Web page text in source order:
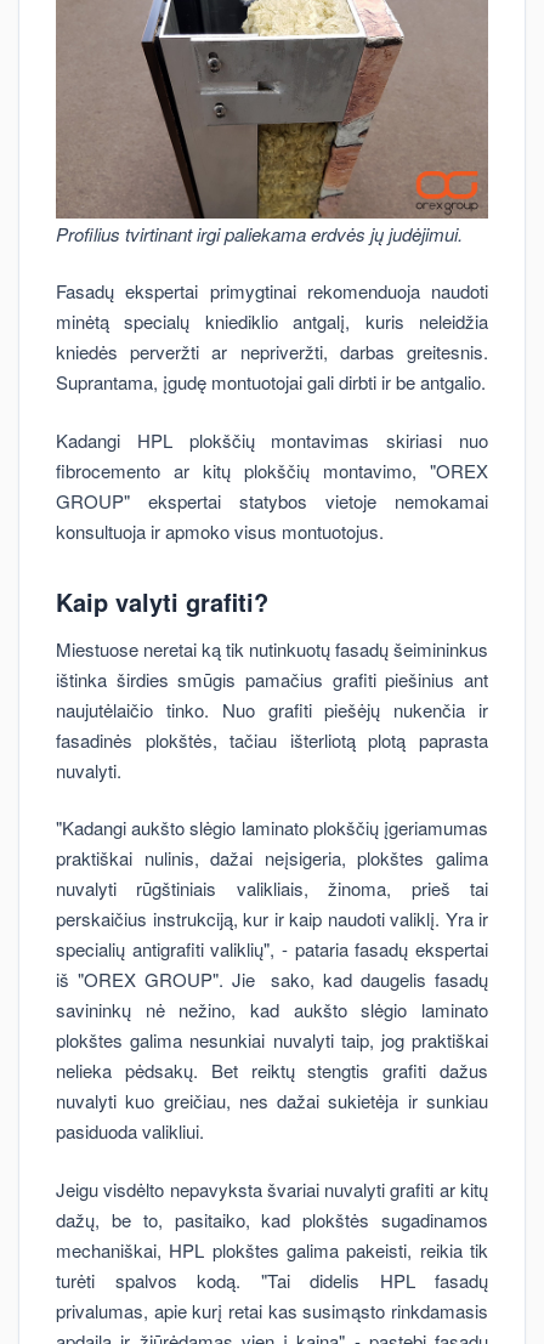
Profilius tvirtinant irgi paliekama erdvės jų judėjimui.
Fasadų ekspertai primygtinai rekomenduoja naudoti
minėtą specialų kniediklio antgalį, kuris neleidžia
kniedės perveržti ar nepriveržti, darbas greitesnis.
Suprantama, įgudę montuotojai gali dirbti ir be antgalio.
Kadangi HPL plokščių montavimas skiriasi nuo
fibrocemento ar kitų plokščių montavimo, "OREX
GROUP" ekspertai statybos vietoje nemokamai
konsultuoja ir apmoko visus montuotojus.
Kaip valyti grafiti?
Miestuose neretai ką tik nutinkuotų fasadų šeimininkus
ištinka širdies smūgis pamačius grafiti piešinius ant
naujutėlaičio tinko. Nuo grafiti piešėjų nukenčia ir
fasadinės plokštės, tačiau išterliotą plotą paprasta
nuvalyti.
"Kadangi aukšto slėgio laminato plokščių įgeriamumas
praktiškai nulinis, dažai neįsigeria, plokštes galima
nuvalyti rūgštiniais valikliais, žinoma, prieš tai
perskaičius instrukciją, kur ir kaip naudoti valiklį. Yra ir
specialių antigrafiti valiklių", - pataria fasadų ekspertai
iš "OREX GROUP". Jie sako, kad daugelis fasadų
savininkų nė nežino, kad aukšto slėgio laminato
plokštes galima nesunkiai nuvalyti taip, jog praktiškai
nelieka pėdsakų. Bet reiktų stengtis grafiti dažus
nuvalyti kuo greičiau, nes dažai sukietėja ir sunkiau
pasiduoda valikliui.
Jeigu visdėlto nepavyksta švariai nuvalyti grafiti ar kitų
dažų, be to, pasitaiko, kad plokštės sugadinamos
mechaniškai, HPL plokštes galima pakeisti, reikia tik
turėti spalvos kodą. "Tai didelis HPL fasadų
privalumas, apie kurį retai kas susimąsto rinkdamasis